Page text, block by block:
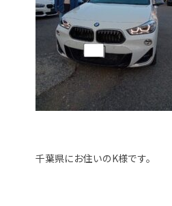
千葉県にお住いのK様です。